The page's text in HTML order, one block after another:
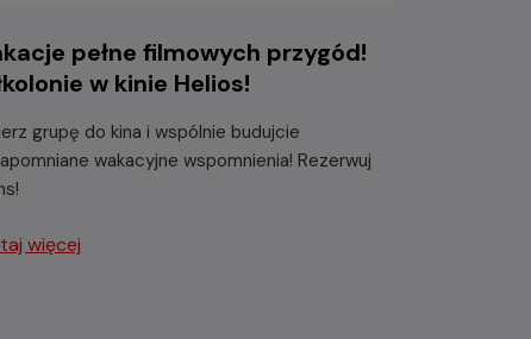
pełne filmowych przygód!
w kinie Helios!
grupę do kina i wspólnie budujcie
wakacyjne wspomnienia! Rezerwuj
więcej